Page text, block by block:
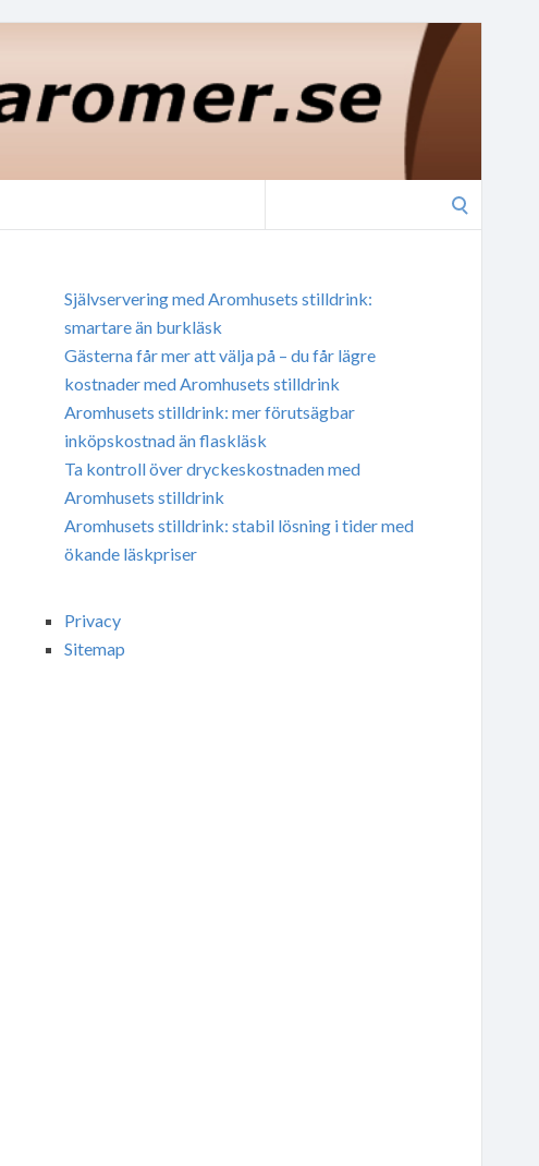
Självservering med Aromhusets stilldrink:
smartare än burkläsk
Gästerna får mer att välja på – du får lägre
kostnader med Aromhusets stilldrink
Aromhusets stilldrink: mer förutsägbar
inköpskostnad än flaskläsk
Ta kontroll över dryckeskostnaden med
Aromhusets stilldrink
Aromhusets stilldrink: stabil lösning i tider med
ökande läskpriser
Privacy
Sitemap